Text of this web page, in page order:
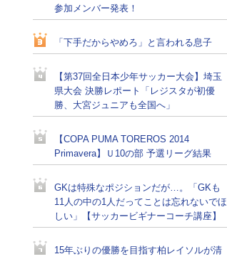
参加メンバー発表！
「下手だからやめろ」と言われる息子
【第37回全日本少年サッカー大会】埼玉
県大会 決勝レポート「レジスタが初優
勝、大宮ジュニアも全国へ」
【COPA PUMA TOREROS 2014
Primavera】Ｕ10の部 予選リーグ結果
GKは特殊なポジションだが…。「GKも
11人の中の1人だってことは忘れないでほ
しい」【サッカービギナーコーチ講座】
15年ぶりの優勝を目指す柏レイソルが清